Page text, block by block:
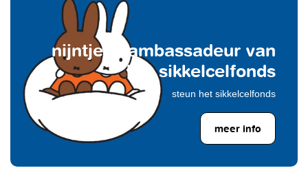
nijntje is ambassadeur van
het sikkelcelfonds
steun het sikkelcelfonds
meer info